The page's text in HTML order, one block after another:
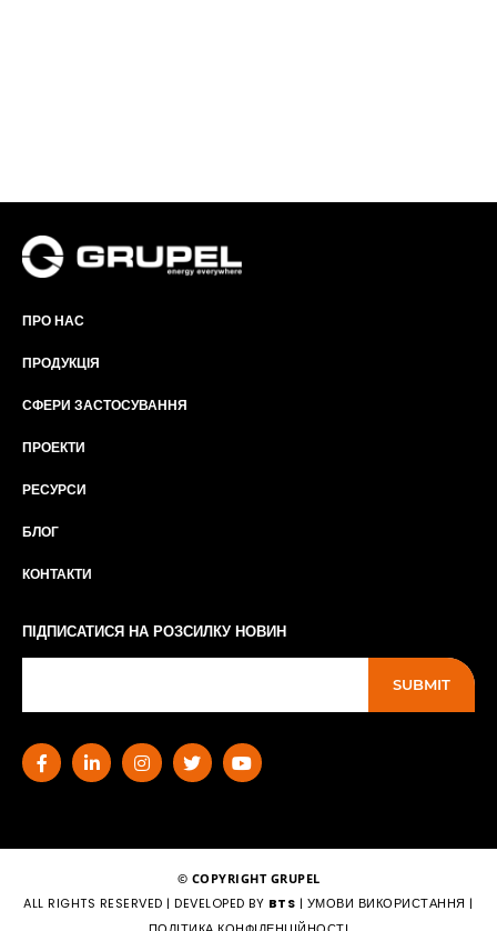
ПРО НАС
ПРОДУКЦІЯ
СФЕРИ ЗАСТОСУВАННЯ
ПРОЕКТИ
РЕСУРСИ
БЛОГ
КОНТАКТИ
ПІДПИСАТИСЯ НА РОЗСИЛКУ НОВИН
SUBMIT
© COPYRIGHT GRUPEL
ALL RIGHTS RESERVED | DEVELOPED BY BTS | УМОВИ ВИКОРИСТАННЯ |